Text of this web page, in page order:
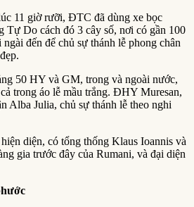
11 giờ rưỡi, ĐTC đã dùng xe bọc
Tự Do cách đó 3 cây số, nơi có gần 100
đến để chủ sự thánh lễ phong chân
50 HY và GM, trong và ngoài nước,
trong áo lễ mầu trắng. ĐHY Muresan,
Alba Julia, chủ sự thánh lễ theo nghi
diện, có tổng thống Klaus Ioannis và
gia trước đây của Rumani, và đại diện